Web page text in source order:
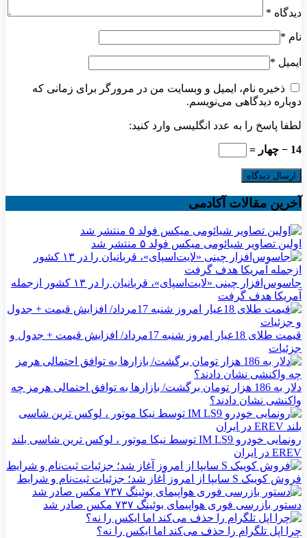
دیدگاه *
نام *
ایمیل *
ذخیره نام، ایمیل و وبسایت من در مرورگر برای زمانی که
دوباره دیدگاهی می‌نویسم.
لطفا پاسخ را به عدد انگلیسی وارد کنید:
14 − چهار =
آخرین مقالات آکادمی
اولین تصاویر شیائومی میکس فولد ۵ منتشر شد
جاسوس‌افزار چینی «لایت‌اسپای»، قربانیان را در ۱۳ کشور ازجمله
آمریکا هدف گرفت
قیمت طلای 18عیار امروز شنبه 17مرداد/ افزایش قیمت + جدول و
جزئیات
دلار به 186 هزار تومان برگشت/ بازارها به توافق احتمالی هرمز چه
واکنشی نشان دادند؟
رونمایی خودرو IM LS9 توسط نیکا موتور ، لوکس ترین شاسی بلند
EREV در ایران
فروش کوییک S سایپا از امروز آغاز شد؛ جزئیات ثبت‌نام و شرایط
دستور بازرسی فوری هواپیمای بوئینگ ۷۳۷ مکس صادر شد
چرا اپل تلگرام را حذف می‌کند اما ایکس را نه؟